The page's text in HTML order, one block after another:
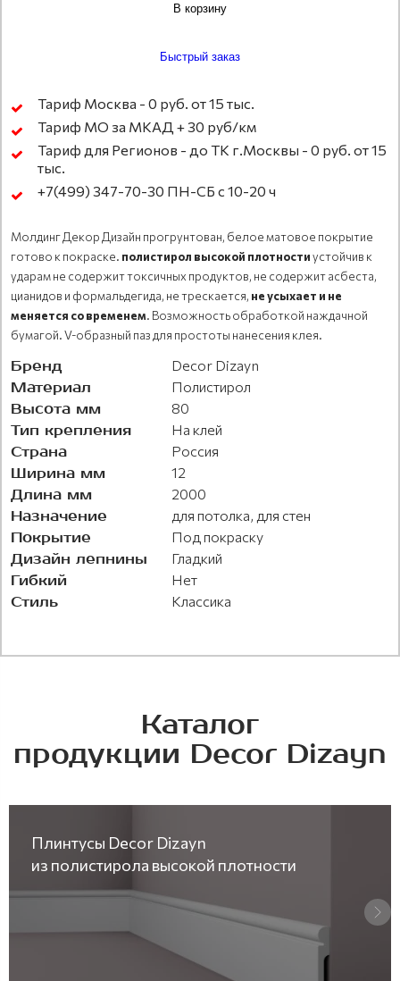
В корзину
Быстрый заказ
Тариф Москва - 0 руб. от 15 тыс.
Тариф МО за МКАД + 30 руб/км
Тариф для Регионов - до ТК г.Москвы - 0 руб. от 15
тыс.
+7(499) 347-70-30 ПН-СБ с 10-20 ч
Молдинг Декор Дизайн прогрунтован, белое матовое покрытие
готово к покраске. полистирол высокой плотностиустойчив к
ударам не содержит токсичных продуктов, не содержит асбеста,
цианидов и формальдегида, не трескается, не усыхает и не
меняется со временем. Возможность обработкой наждачной
бумагой. V-образный паз для простоты нанесения клея.
Бренд Decor Dizayn
Материал Полистирол
Высота мм 80
Тип крепления На клей
Страна Россия
Ширина мм 12
Длина мм 2000
Назначение для потолка, для стен
Покрытие Под покраску
Дизайн лепнины Гладкий
Гибкий Нет
Стиль Классика
Каталог
продукции Decor Dizayn
Плинтусы Decor Dizayn
из полистирола высокой плотности